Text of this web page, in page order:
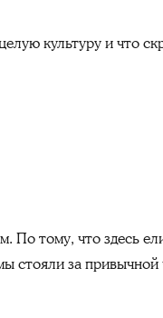
культуру и что
тому, что здесь
стояли за